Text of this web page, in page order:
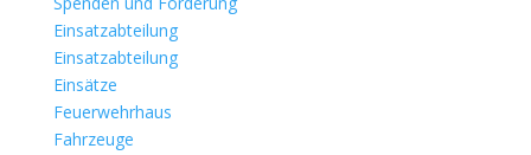
Einsatzabteilung
Einsatzabteilung
Einsätze
Feuerwehrhaus
Fahrzeuge